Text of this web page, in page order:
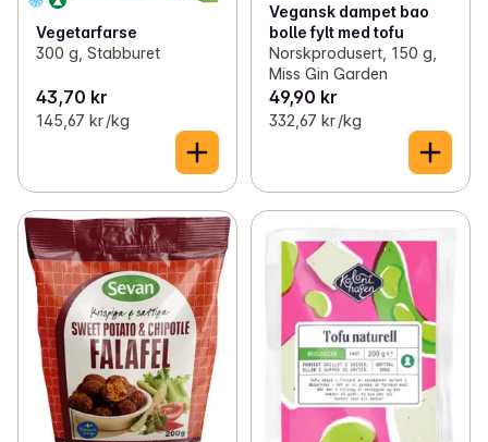
Vegetarfarse
300 g, Stabburet
43,70 kr
145,67 kr /kg
Vegansk dampet bao
bolle fylt med tofu
Norskprodusert, 150 g,
Miss Gin Garden
49,90 kr
332,67 kr /kg